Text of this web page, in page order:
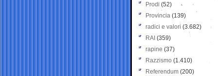
Prodi (52)
Provincia (139)
radici e valori (3.682)
RAI (359)
rapine (37)
Razzismo (1.410)
Referendum (200)